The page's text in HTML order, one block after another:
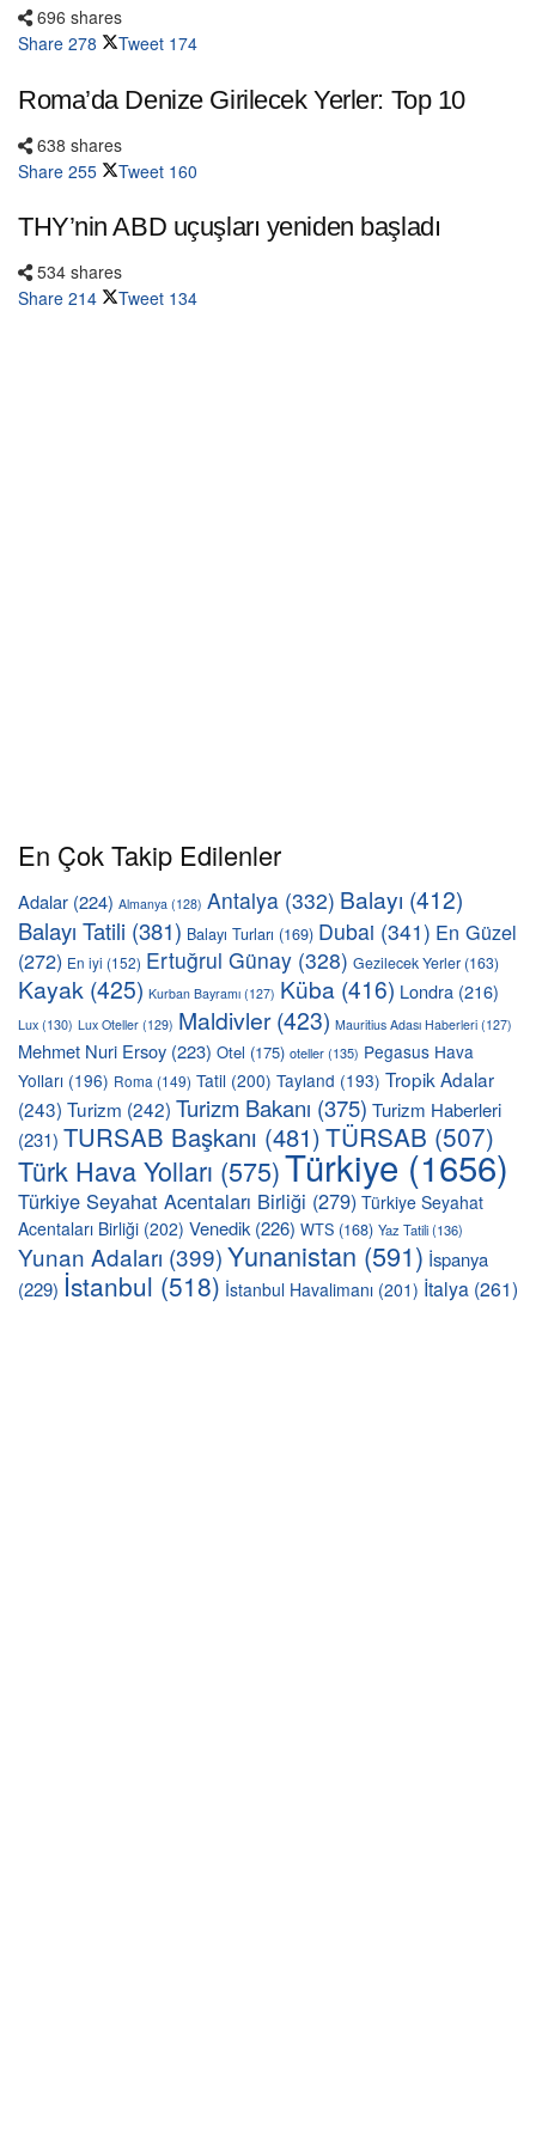
696 shares
Share 278 Tweet 174
Roma’da Denize Girilecek Yerler: Top 10
638 shares
Share 255 Tweet 160
THY’nin ABD uçuşları yeniden başladı
534 shares
Share 214 Tweet 134
En Çok Takip Edilenler
Adalar (224) Almanya (128) Antalya (332) Balayı (412)
Balayı Tatili (381) Balayı Turları (169) Dubai (341) En Güzel
(272) En iyi (152) Ertuğrul Günay (328) Gezilecek Yerler (163)
Kayak (425) Kurban Bayramı (127) Küba (416) Londra (216)
Lux (130) Lux Oteller (129) Maldivler(423) Mauritius Adası Haberleri (127)
Mehmet Nuri Ersoy (223) Otel (175) oteller(135) Pegasus Hava
Yolları (196) Roma (149) Tatil (200) Tayland (193) Tropik Adalar
(243) Turizm (242) Turizm Bakanı (375) Turizm Haberleri
(231) TURSAB Başkanı (481)TÜRSAB (507)
Türk Hava Yolları (575)Türkiye (1656)
Türkiye Seyahat Acentaları Birliği (279) Türkiye Seyahat
Acentaları Birliği (202) Venedik(226) WTS (168) Yaz Tatili(136)
Yunan Adaları (399)Yunanistan (591) İspanya
(229) İstanbul (518) İstanbul Havalimanı (201) İtalya (261)